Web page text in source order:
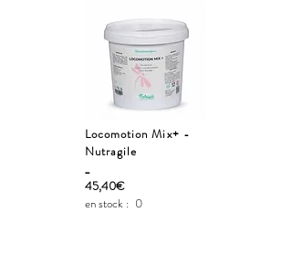
Locomotion Mix+ -
Nutragile
_
45,40€
en stock : 0